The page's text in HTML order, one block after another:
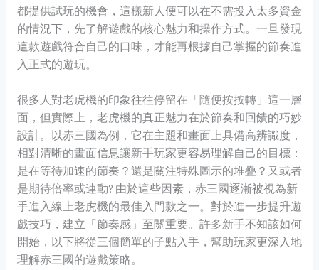
都提供試玩的機會，這樣新人便可以在不需投入太多資金
的情況下，先了解遊戲的核心魅力和操作方式。一旦發現
這款遊戲符合自己的口味，才能再根據自己掌握的節奏進
入正式的遊玩。
很多人對老虎機的印象往往停留在「隨便按按轉」這一層
面，但實際上，老虎機的真正魅力在於節奏和回饋的巧妙
設計。以赤三國為例，它在主題和畫面上具備高辨識度，
相對清晰的畫面信息讓新手玩家更容易理解自己的目標：
是在等待加速的節奏？還是關注特殊圖示的堆疊？又或者
是期待倍率或連動? 由於這些因素，赤三國逐漸被視為新
手進入線上老虎機的最佳入門款之一。對於進一步提升遊
戲技巧，建立「節奏感」至關重要。許多新手不知該如何
開始，以下將從三個簡單的子點入手，幫助玩家更深入地
理解赤三國的遊戲策略。